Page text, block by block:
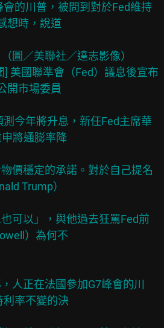
會的川普，被問到對於Fed維持
圖／美聯社／達志影像）
] 美國聯準會（Fed）議息後宣布
測今年將升息，新任Fed主席華
價穩定的承諾。對於自己提名
可以」，與他過去狂罵Fed前
人正在法國參加G7峰會的川